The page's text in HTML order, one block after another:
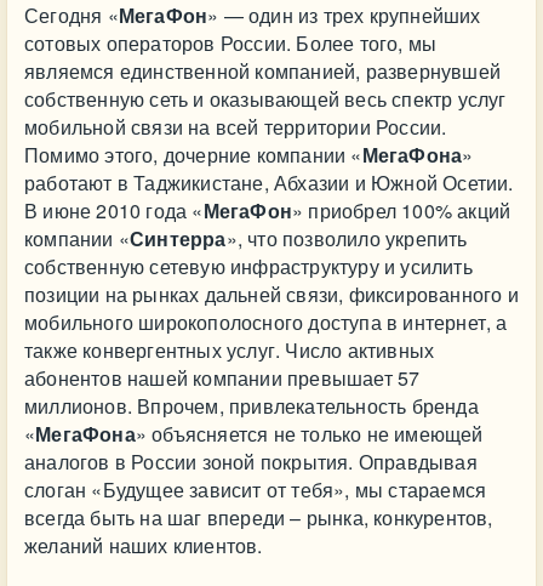
Сегодня «МегаФон» — один из трех крупнейших
сотовых операторов России. Более того, мы
являемся единственной компанией, развернувшей
собственную сеть и оказывающей весь спектр услуг
мобильной связи на всей территории России.
Помимо этого, дочерние компании «МегаФона»
работают в Таджикистане, Абхазии и Южной Осетии.
В июне 2010 года «МегаФон» приобрел 100% акций
компании «Синтерра», что позволило укрепить
собственную сетевую инфраструктуру и усилить
позиции на рынках дальней связи, фиксированного и
мобильного широкополосного доступа в интернет, а
также конвергентных услуг. Число активных
абонентов нашей компании превышает 57
миллионов. Впрочем, привлекательность бренда
«МегаФона» объясняется не только не имеющей
аналогов в России зоной покрытия. Оправдывая
слоган «Будущее зависит от тебя», мы стараемся
всегда быть на шаг впереди – рынка, конкурентов,
желаний наших клиентов.